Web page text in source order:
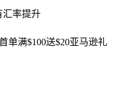
汇率提升
单满$100送$20亚马逊礼